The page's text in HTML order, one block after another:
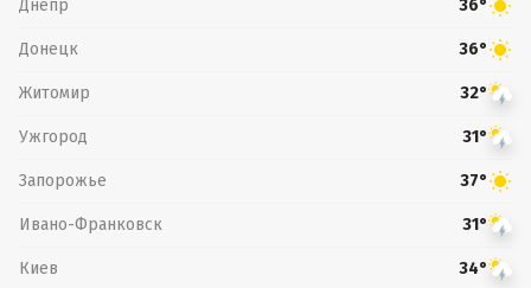
Днепр 36°
Донецк 36°
Житомир 32°
Ужгород 31°
Запорожье 37°
Ивано-Франковск 31°
Киев 34°